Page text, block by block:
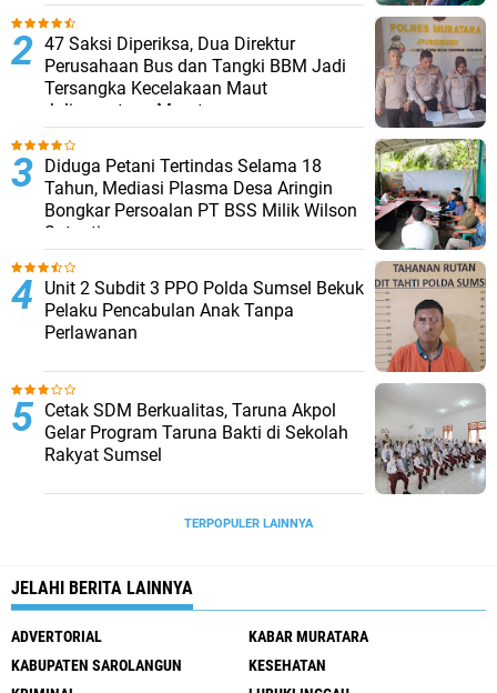
47 Saksi Diperiksa, Dua Direktur
Perusahaan Bus dan Tangki BBM Jadi
Tersangka Kecelakaan Maut
Jalinsumteng Muratara
Diduga Petani Tertindas Selama 18
Tahun, Mediasi Plasma Desa Aringin
Bongkar Persoalan PT BSS Milik Wilson
Sutantio
Unit 2 Subdit 3 PPO Polda Sumsel Bekuk
Pelaku Pencabulan Anak Tanpa
Perlawanan
Cetak SDM Berkualitas, Taruna Akpol
Gelar Program Taruna Bakti di Sekolah
Rakyat Sumsel
TERPOPULER LAINNYA
JELAHI BERITA LAINNYA
ADVERTORIAL
KABAR MURATARA
KABUPATEN SAROLANGUN
KESEHATAN